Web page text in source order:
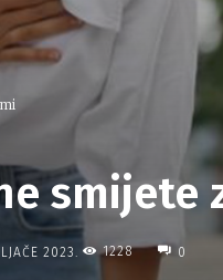
smijete
2023. 1228 0